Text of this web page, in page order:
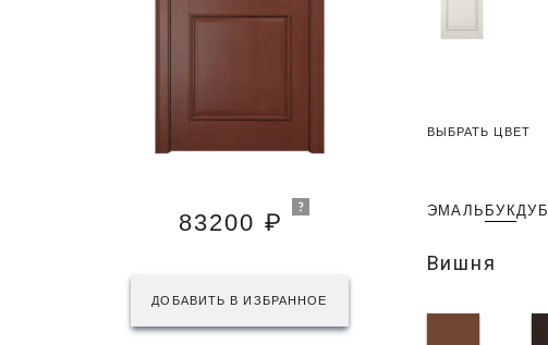
83200 ₽
ДОБАВИТЬ В ИЗБРАННОЕ
ВЫБРАТЬ ЦВЕТ
ЭМАЛЬ БУК ДУБ
Вишня